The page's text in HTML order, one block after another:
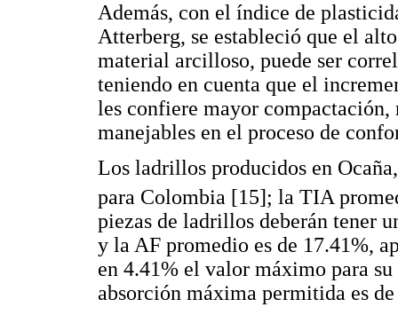
Además, con el índice de
Atterberg, se estableció que el
material arcilloso, puede ser
teniendo en cuenta que el
les confiere mayor compactación,
manejables en el proceso de
Los ladrillos producidos en
para Colombia [15]; la TIA
piezas de ladrillos deberán tener
y la AF promedio es de 17.41%,
en 4.41% el valor máximo para
absorción máxima permitida es